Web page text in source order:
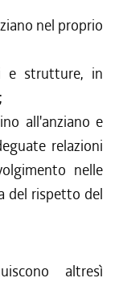
nel proprio
e strutture, in
all'anziano e
relazioni
nelle
del rispetto del
altresì